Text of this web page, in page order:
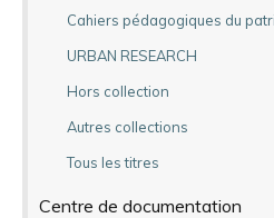
Cahiers pédagogiques du
URBAN RESEARCH
Hors collection
Autres collections
Tous les titres
Centre de documentation